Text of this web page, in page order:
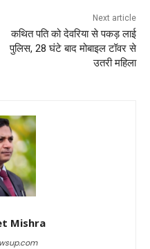
Next article
कथित पति को देवरिया से पकड़ लाई
पुलिस, 28 घंटे बाद मोबाइल टॉवर से
उतरी महिला
Mishra